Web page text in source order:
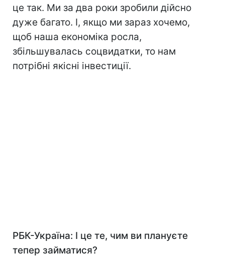
це так. Ми за два роки зробили дійсно
дуже багато. І, якщо ми зараз хочемо,
щоб наша економіка росла,
збільшувалась соцвидатки, то нам
потрібні якісні інвестиції.
РБК-Україна: І це те, чим ви плануєте
тепер займатися?